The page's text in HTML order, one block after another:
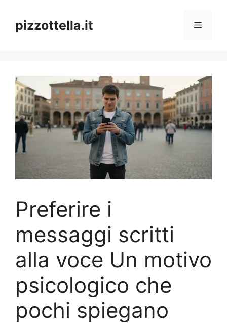
contenuto
pizzottella.it Menu
Preferire i
messaggi scritti
alla voce Un motivo
psicologico che
pochi spiegano